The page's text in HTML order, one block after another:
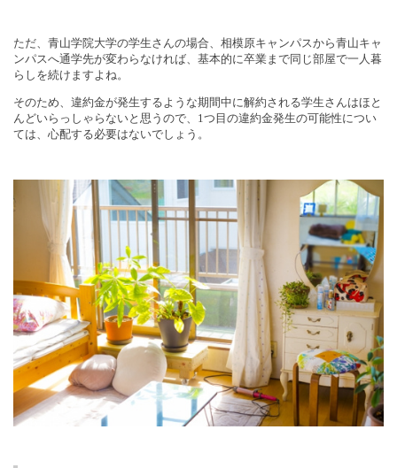
ただ、青山学院大学の学生さんの場合、相模原キャンパスから青山キャ
ンパスへ通学先が変わらなければ、基本的に卒業まで同じ部屋で一人暮
らしを続けますよね。
そのため、違約金が発生するような期間中に解約される学生さんはほと
んどいらっしゃらないと思うので、 1つ目の違約金発生の可能性につい
ては、心配する必要はないでしょう。